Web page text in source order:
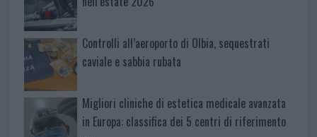
Controlli all’aeroporto di Olbia, sequestrati
caviale e sabbia rubata
Migliori cliniche di estetica medicale avanzata
in Europa: classifica dei 5 centri di riferimento